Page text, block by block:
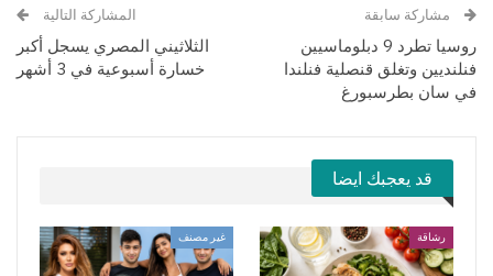
مشاركة سابقة
روسيا تطرد 9 دبلوماسيين
فنلنديين وتغلق قنصلية فنلندا
في سان بطرسبورغ
المشاركة التالية
الثلاثيني المصري يسجل أكبر
خسارة أسبوعية في 3 أشهر
قد يعجبك ايضا
رشاقة غير مصنف